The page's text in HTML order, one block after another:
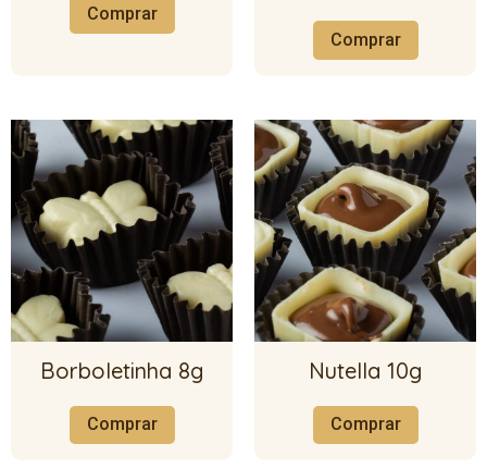
Comprar
Comprar
Borboletinha 8g
Comprar
Nutella 10g
Comprar